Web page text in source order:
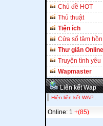
Chủ đề HOT
Thủ thuật
Tiện ích
Cửa sổ tâm hồn
Thư giãn Online
Truyện tình yêu
Wapmaster
Liên kết Wap
Hiện liên kết WAP...
Online: 1 +(85)